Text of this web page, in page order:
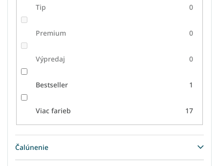
Tip 0
Premium 0
Výpredaj 0
Bestseller 1
Viac farieb 17
Čalúnenie